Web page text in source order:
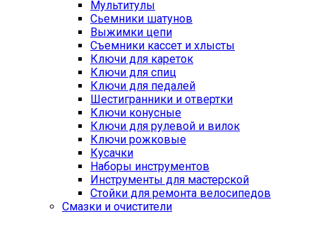
Мультитулы
Сьемники шатунов
Выжимки цепи
Съемники кассет и хлысты
Ключи для кареток
Ключи для спиц
Ключи для педалей
Шестигранники и отвертки
Ключи конусные
Ключи для рулевой и вилок
Ключи рожковые
Кусачки
Наборы инструментов
Инструменты для мастерской
Стойки для ремонта велосипедов
Смазки и очистители